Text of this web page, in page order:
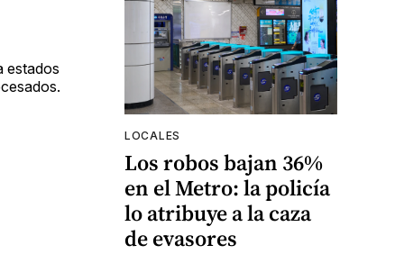
estados
LOCALES
Los robos bajan 36%
en el Metro: la policía
lo atribuye a la caza
de evasores